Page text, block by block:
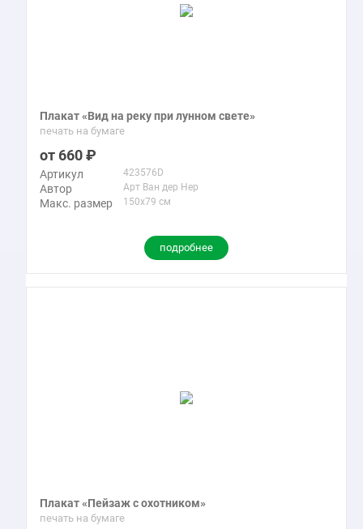
Плакат «Вид на реку при лунном свете»
печать на бумаге
660
Артикул 423576D
Автор Арт Ван дер Нер
Макс. размер 150x79 см
подробнее
Плакат «Пейзаж с охотником»
печать на бумаге